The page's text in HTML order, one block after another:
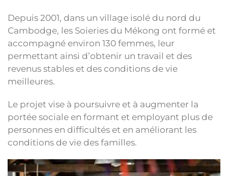
Depuis 2001, dans un village isolé du nord du
Cambodge, les Soieries du Mékong ont formé et
accompagné environ 130 femmes, leur
permettant ainsi d’obtenir un travail et des
revenus stables et des conditions de vie
meilleures.
Le projet vise à poursuivre et à augmenter la
portée sociale en formant et employant plus de
personnes en difficultés et en améliorant les
conditions de vie des familles.